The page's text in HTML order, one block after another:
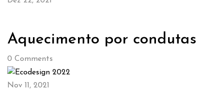
Aquecimento por condutas
0 Comments
Nov 11, 2021